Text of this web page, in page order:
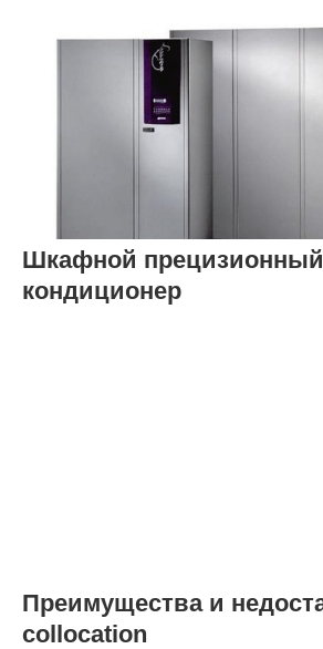
Шкафной прецизионный
кондиционер
Преимущества и
collocation